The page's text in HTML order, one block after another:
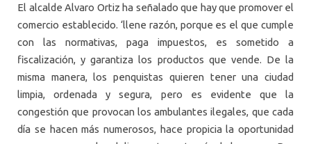
El alcalde Alvaro Ortiz ha señalado que hay que promover el
comercio establecido. ‘llene razón, porque es el que cumple
con las normativas, paga impuestos, es sometido a
fiscalización, y garantiza los productos que vende. De la
misma manera, los penquistas quieren tener una ciudad
limpia, ordenada y segura, pero es evidente que la
congestión que provocan los ambulantes ilegales, que cada
día se hacen más numerosos, hace propicia la oportunidad